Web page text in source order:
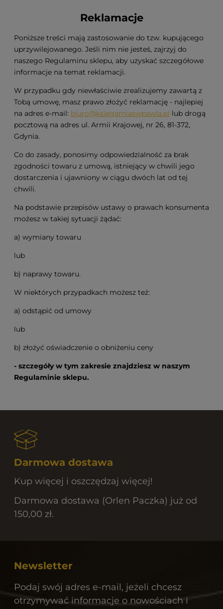
Reklamacje
Poniższe treści mają zastosowanie do tzw. kupującego
uprzywilejowanego. Jeśli nim nie jesteś, zajrzyj do
naszego Regulaminu sklepu, aby uzyskać szczegółowe
informacje na temat reklamacji.
W przypadku gdy niewłaściwie zrealizujemy zawartą z
Tobą umowę, masz prawo złożyć reklamację - najlepiej
na adres e-mail: biuro@ksiegarniaswpawla.pl lub drogą
pocztową na adres ul. Armii Krajowej, nr 26, 81-372,
Gdynia.
Co do zasady, ponosimy odpowiedzialność za brak
zgodności towaru z umową, istniejący w chwili jego
dostarczenia i ujawniony w ciągu dwóch lat od tej
chwili.
Na podstawie przepisów ustawy o prawach konsumenta
możesz w takiej sytuacji żądać:
a) wymiany towaru
lub
b) naprawy towaru.
W niektórych przypadkach możesz też:
a) odstąpić od umowy
lub
b) złożyć oświadczenie o obniżeniu ceny
- szczegóły w tym zakresie znajdziesz w naszym
Regulaminie sklepu.
Darmowa dostawa
Kup więcej i oszczędzaj więcej!
Darmowa dostawa (Orlen Paczka) już od
150,00 zł.
Newsletter
Podaj swój adres e-mail, jeżeli chcesz
otrzymywać informacje o nowościach i